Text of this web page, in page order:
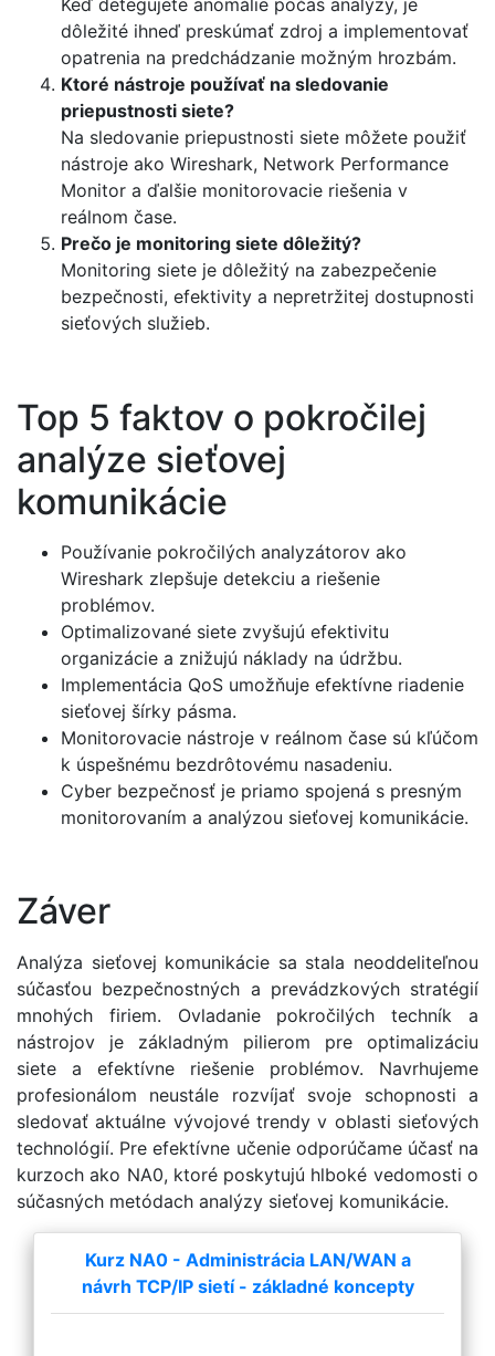
Keď detegujete anomálie počas analýzy, je
dôležité ihneď preskúmať zdroj a implementovať
opatrenia na predchádzanie možným hrozbám.
Ktoré nástroje používať na sledovanie
priepustnosti siete?
Na sledovanie priepustnosti siete môžete použiť
nástroje ako Wireshark, Network Performance
Monitor a ďalšie monitorovacie riešenia v
reálnom čase.
Prečo je monitoring siete dôležitý?
Monitoring siete je dôležitý na zabezpečenie
bezpečnosti, efektivity a nepretržitej dostupnosti
sieťových služieb.
Top 5 faktov o pokročilej
analýze sieťovej
komunikácie
Používanie pokročilých analyzátorov ako
Wireshark zlepšuje detekciu a riešenie
problémov.
Optimalizované siete zvyšujú efektivitu
organizácie a znižujú náklady na údržbu.
Implementácia QoS umožňuje efektívne riadenie
sieťovej šírky pásma.
Monitorovacie nástroje v reálnom čase sú kľúčom
k úspešnému bezdrôtovému nasadeniu.
Cyber ​​bezpečnosť je priamo spojená s presným
monitorovaním a analýzou sieťovej komunikácie.
Záver
Analýza sieťovej komunikácie sa stala neoddeliteľnou
súčasťou bezpečnostných a prevádzkových stratégií
mnohých firiem. Ovladanie pokročilých techník a
nástrojov je základným pilierom pre optimalizáciu
siete a efektívne riešenie problémov. Navrhujeme
profesionálom neustále rozvíjať svoje schopnosti a
sledovať aktuálne vývojové trendy v oblasti sieťových
technológií. Pre efektívne učenie odporúčame účasť na
kurzoch ako NA0, ktoré poskytujú hlboké vedomosti o
súčasných metódach analýzy sieťovej komunikácie.
Kurz NA0 - Administrácia LAN/WAN a
návrh TCP/IP sietí - základné koncepty